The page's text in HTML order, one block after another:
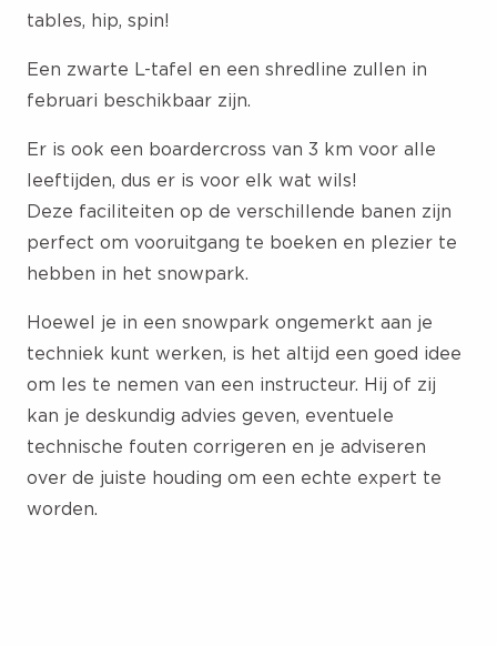
tables, hip, spin!
Een zwarte L-tafel en een shredline zullen in
februari beschikbaar zijn.
Er is ook een boardercross van 3 km voor alle
leeftijden, dus er is voor elk wat wils!
Deze faciliteiten op de verschillende banen zijn
perfect om vooruitgang te boeken en plezier te
hebben in het snowpark.
Hoewel je in een snowpark ongemerkt aan je
techniek kunt werken, is het altijd een goed idee
om les te nemen van een instructeur. Hij of zij
kan je deskundig advies geven, eventuele
technische fouten corrigeren en je adviseren
over de juiste houding om een echte expert te
worden.